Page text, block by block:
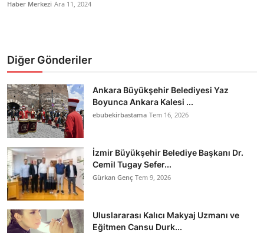
Haber Merkezi Ara 11, 2024
Diğer Gönderiler
Ankara Büyükşehir Belediyesi Yaz
Boyunca Ankara Kalesi ...
ebubekirbastama Tem 16, 2026
İzmir Büyükşehir Belediye Başkanı Dr.
Cemil Tugay Sefer...
Gürkan Genç Tem 9, 2026
Uluslararası Kalıcı Makyaj Uzmanı ve
Eğitmen Cansu Durk...